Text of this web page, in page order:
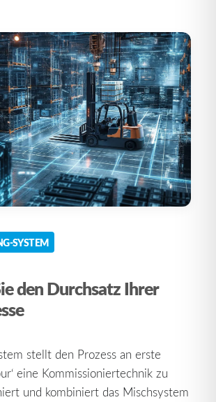
SYSTEM
den Durchsatz Ihrer
stellt den Prozess an erste
eine Kommissioniertechnik zu
und kombiniert das Mischsystem